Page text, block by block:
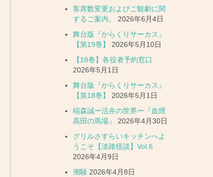
客席数変更およびご観劇に関
するご案内。
2026年6月4日
舞台版『からくりサーカス』
【第19巻】
2026年5月10日
【18巻】各役者予約窓口
2026年5月1日
舞台版『からくりサーカス』
【第18巻】
2026年5月1日
稲森誠ー活弁の世界ー『血煙
高田の馬場』
2026年4月30日
グリルさすらいキッチンへよ
うこそ【淡路怪談】Vol.6
2026年4月9日
潮騒 2026年4月8日